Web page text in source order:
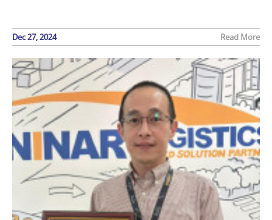
Dec 27, 2024 Read More